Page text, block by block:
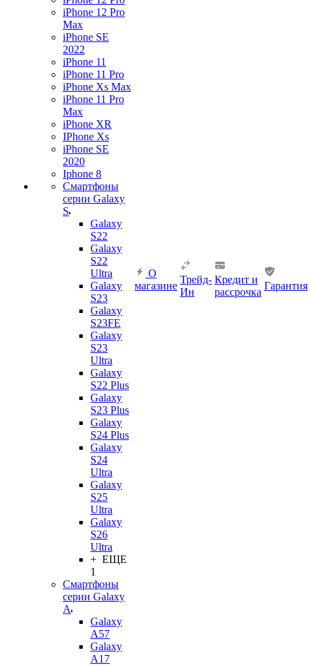
iPhone 12 Pro
Max
iPhone SE
2022
iPhone 11
iPhone 11 Pro
iPhone Xs Max
iPhone 11 Pro
Max
iPhone XR
IPhone Xs
iPhone SE
2020
Iphone 8
Смартфоны
серии Galaxy
S
Galaxy
S22
Galaxy
S22
Ultra
Galaxy
S23
Galaxy
S23FE
Galaxy
S23
Ultra
Galaxy
S22 Plus
Galaxy
S23 Plus
Galaxy
S24 Plus
Galaxy
S24
Ultra
Galaxy
S25
Ultra
Galaxy
S26
Ultra
+ ЕЩЕ
1
Смартфоны
серии Galaxy
A
Galaxy
A57
Galaxy
A17
О
магазине
Трейд-
Ин
Кредит и
рассрочка
Гарантия